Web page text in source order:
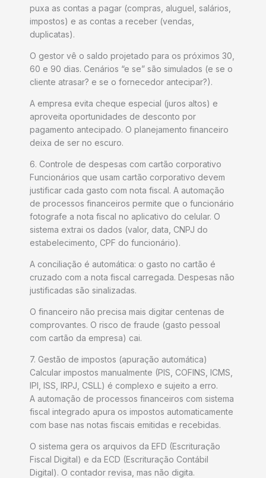
puxa as contas a pagar (compras, aluguel, salários,
impostos) e as contas a receber (vendas,
duplicatas).
O gestor vê o saldo projetado para os próximos 30,
60 e 90 dias. Cenários “e se” são simulados (e se o
cliente atrasar? e se o fornecedor antecipar?).
A empresa evita cheque especial (juros altos) e
aproveita oportunidades de desconto por
pagamento antecipado. O planejamento financeiro
deixa de ser no escuro.
6. Controle de despesas com cartão corporativo
Funcionários que usam cartão corporativo devem
justificar cada gasto com nota fiscal. A automação
de processos financeiros permite que o funcionário
fotografe a nota fiscal no aplicativo do celular. O
sistema extrai os dados (valor, data, CNPJ do
estabelecimento, CPF do funcionário).
A conciliação é automática: o gasto no cartão é
cruzado com a nota fiscal carregada. Despesas não
justificadas são sinalizadas.
O financeiro não precisa mais digitar centenas de
comprovantes. O risco de fraude (gasto pessoal
com cartão da empresa) cai.
7. Gestão de impostos (apuração automática)
Calcular impostos manualmente (PIS, COFINS, ICMS,
IPI, ISS, IRPJ, CSLL) é complexo e sujeito a erro.
A automação de processos financeiros com sistema
fiscal integrado apura os impostos automaticamente
com base nas notas fiscais emitidas e recebidas.
O sistema gera os arquivos da EFD (Escrituração
Fiscal Digital) e da ECD (Escrituração Contábil
Digital). O contador revisa, mas não digita.